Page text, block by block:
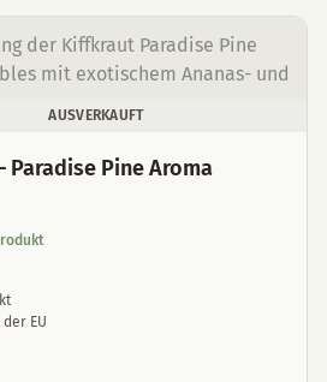
AUSVERKAUFT
Paradise Pine Aroma
EU